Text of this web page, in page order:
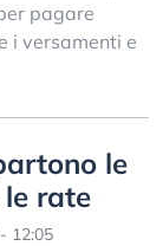
pagare
i versamenti e
le
rate
12:05